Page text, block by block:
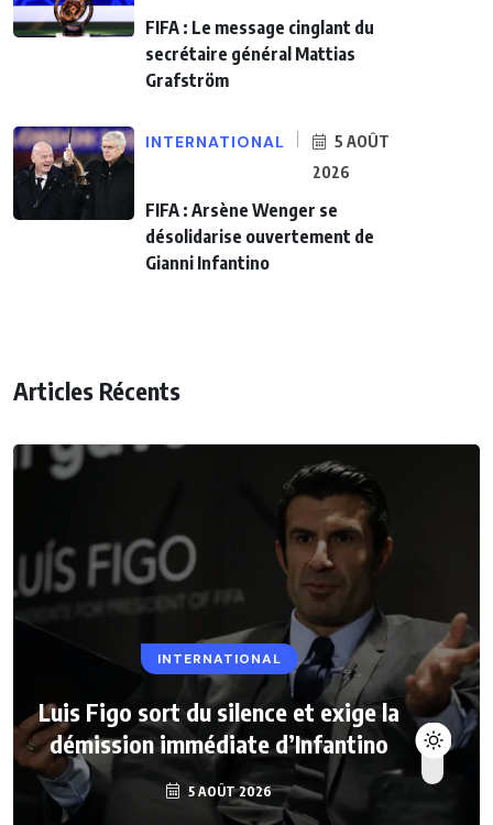
FIFA : Le message cinglant du
secrétaire général Mattias
Grafström
INTERNATIONAL
5 AOÛT
2026
FIFA : Arsène Wenger se
désolidarise ouvertement de
Gianni Infantino
Articles Récents
INTERNATIONAL
Luis Figo sort du silence et exige la
démission immédiate d’Infantino
5 AOÛT 2026